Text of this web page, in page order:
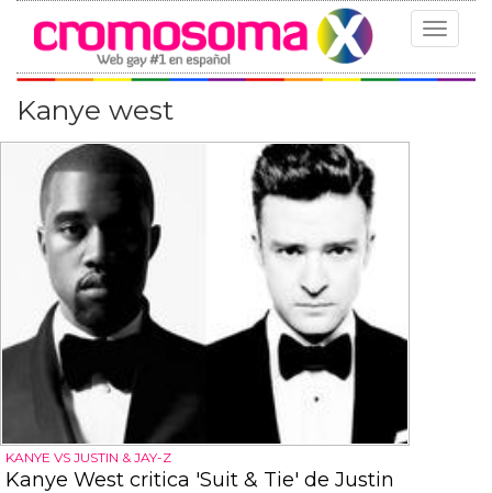
Toggle
Kanye west
KANYE VS JUSTIN & JAY-Z
Kanye West critica 'Suit & Tie' de Justin